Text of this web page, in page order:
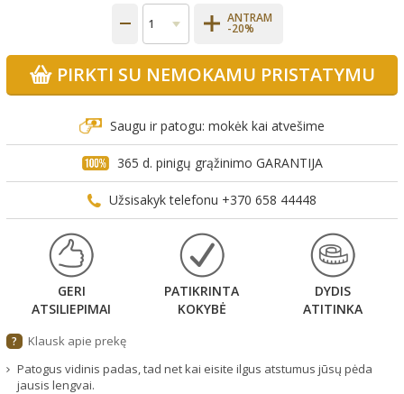
ANTRAM
-20%
PIRKTI SU NEMOKAMU PRISTATYMU
Saugu ir patogu: mokėk kai atvešime
365 d. pinigų grąžinimo GARANTIJA
Užsisakyk telefonu +370 658 44448
GERI
ATSILIEPIMAI
PATIKRINTA
KOKYBĖ
DYDIS
ATITINKA
?
Klausk apie prekę
Patogus vidinis padas, tad net kai eisite ilgus atstumus jūsų pėda
jausis lengvai.